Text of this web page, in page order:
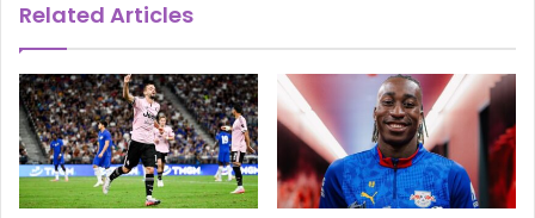
akan ada nama baru di kursi panas manajer Barcelona.
Barcelona Lionel Messi
ronald koeman
Related Articles